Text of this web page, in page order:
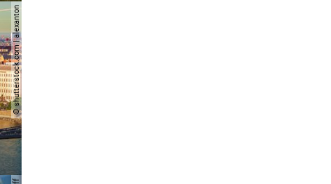
© shutterstock.com | alexanton